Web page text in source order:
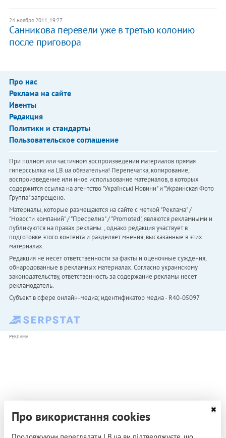
24 ноября 2011, 19:27
Санникова перевели уже в третью колонию
после приговора
Про нас
Реклама на сайте
Ивенты
Редакция
Политики и стандарты
Пользовательское соглашение
При полном или частичном воспроизведении материалов прямая
гиперссылка на LB.ua обязательна! Перепечатка, копирование,
воспроизведение или иное использование материалов, в которых
содержится ссылка на агентство "Українськi Новини" и "Украинская Фото
Группа" запрещено.
Материалы, которые размещаются на сайте с меткой "Реклама" /
"Новости компаний" / "Пресрелиз" / "Promoted", являются рекламными и
публикуются на правах рекламы. , однако редакция участвует в
подготовке этого контента и разделяет мнения, высказанные в этих
материалах.
Редакция не несет ответственности за факты и оценочные суждения,
обнародованные в рекламных материалах. Согласно украинскому
законодательству, ответственность за содержание рекламы несет
рекламодатель.
Субъект в сфере онлайн-медиа; идентификатор медиа - R40-05097
РЕКЛАМА
Про використання cookies